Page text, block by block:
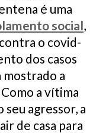
é uma
social,
o covid-
dos casos
mostrado a
a vítima
agressor, a
de casa para